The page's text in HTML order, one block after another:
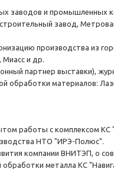
заводов и промышленных
завод,
производства из
Миасс и др.
партнер выставки),
обработки материалов:
работы с комплексом КС
НТО "ИРЭ-Полюс".
компании ВНИТЭП, о
обработки металла КС